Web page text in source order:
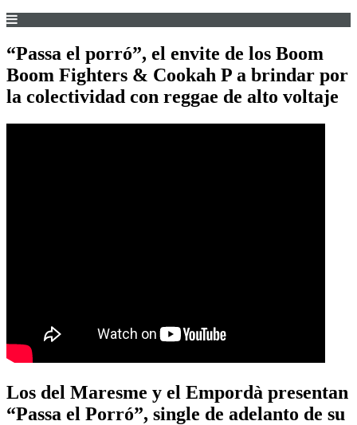
“Passa el porró”, el envite de los Boom
Boom Fighters & Cookah P a brindar por
la colectividad con reggae de alto voltaje
Los del Maresme y el Empordà presentan
“Passa el Porró”, single de adelanto de su